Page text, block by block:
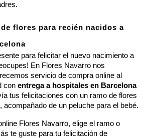
flores para recién nacidos a
para felicitar el nuevo nacimiento a
En Flores Navarro nos
servicio de compra online al
con entrega a hospitales en Barcelona
tus felicitaciones con un ramo de flores
acompañado de un peluche para el bebé.
Flores Navarro, elige el ramo o
te guste para tu felicitación de